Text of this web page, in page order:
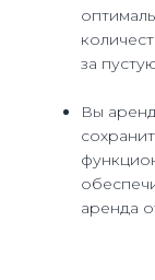
за
Вы
аренда